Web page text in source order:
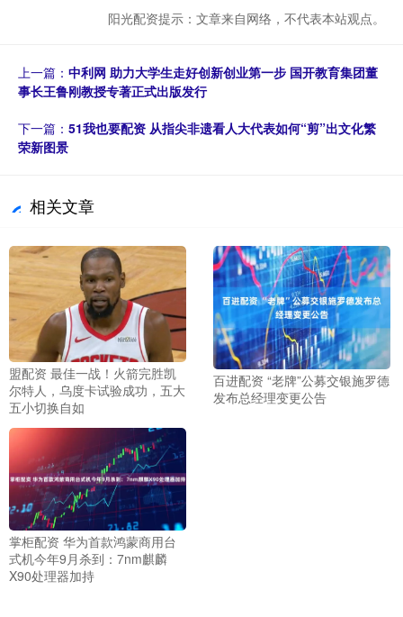
阳光配资提示：文章来自网络，不代表本站观点。
上一篇： 中利网 助力大学生走好创新创业第一步 国开教育集团董
事长王鲁刚教授专著正式出版发行
下一篇： 51我也要配资 从指尖非遗看人大代表如何“剪”出文化繁
荣新图景
相关文章
盟配资 最佳一战！火箭完胜凯
尔特人，乌度卡试验成功，五大
五小切换自如
百进配资 “老牌”公募交银施罗德
发布总经理变更公告
掌柜配资 华为首款鸿蒙商用台
式机今年9月杀到：7nm麒麟
X90处理器加持